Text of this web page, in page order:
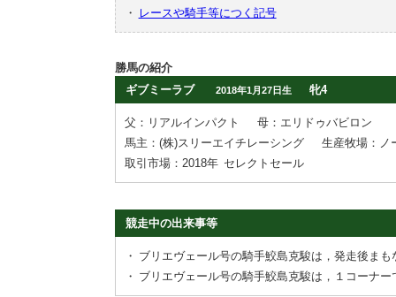
・
レースや騎手等につく記号
勝馬の紹介
ギブミーラブ
2018年1月27日生 牝4
父：リアルインパクト
母：エリドゥバビロン
馬主：(株)スリーエイチレーシング
生産牧場：ノ
取引市場：2018年 セレクトセール
競走中の出来事等
・ ブリエヴェール号の騎手鮫島克駿は，発走後ま
・ ブリエヴェール号の騎手鮫島克駿は，１コーナ